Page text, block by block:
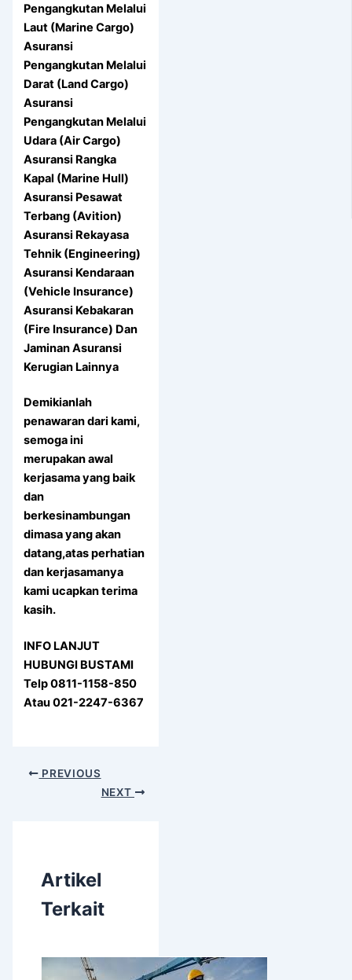
Pengangkutan Melalui
Laut (Marine Cargo)
Asuransi
Pengangkutan Melalui
Darat (Land Cargo)
Asuransi
Pengangkutan Melalui
Udara (Air Cargo)
Asuransi Rangka
Kapal (Marine Hull)
Asuransi Pesawat
Terbang (Avition)
Asuransi Rekayasa
Tehnik (Engineering)
Asuransi Kendaraan
(Vehicle Insurance)
Asuransi Kebakaran
(Fire Insurance) Dan
Jaminan Asuransi
Kerugian Lainnya
Demikianlah
penawaran dari kami,
semoga ini
merupakan awal
kerjasama yang baik
dan
berkesinambungan
dimasa yang akan
datang,atas perhatian
dan kerjasamanya
kami ucapkan terima
kasih.
INFO LANJUT
HUBUNGI BUSTAMI
Telp 0811-1158-850
Atau 021-2247-6367
PREVIOUS
NEXT
Artikel
Terkait